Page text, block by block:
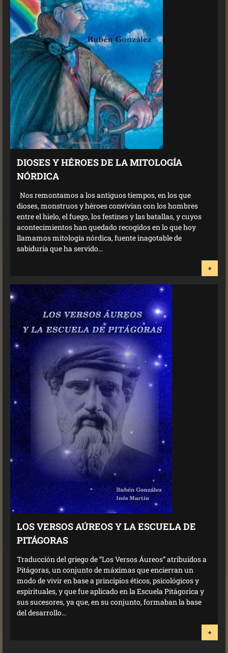
DIOSES Y HÉROES DE LA MITOLOGÍA
NÓRDICA
Nos remontamos a los antiguos tiempos, en los que
dioses, monstruos y héroes convivían con los hombres
entre el hielo, el fuego, los festines y las batallas, y cuyos
acontecimientos han quedado recogidos en lo que hoy
llamamos mitología nórdica, fuente inagotable de
sabiduría que ha servido...
+
LOS VERSOS AÚREOS Y LA ESCUELA DE
PITÁGORAS
Traducción del griego de “Los Versos Áureos” atribuídos a
Pitágoras, un conjunto de máximas que encierran un
modo de vivir en base a principios éticos, psicológicos y
espirituales, y que fue aplicado en la Escuela Pitágorica y
sus sucesores, ya que, en su conjunto, formaban la base
del desarrollo...
+